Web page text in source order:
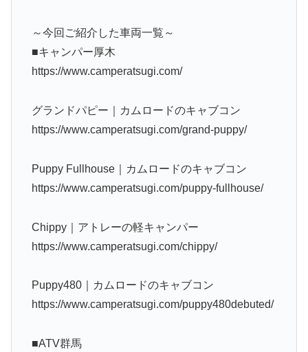
～今回ご紹介した車両一覧～
■キャンパー厚木
https://www.camperatsugi.com/
グランドパピー｜カムロードのキャブコン
https://www.camperatsugi.com/grand-puppy/
Puppy Fullhouse｜カムロードのキャブコン
https://www.camperatsugi.com/puppy-fullhouse/
Chippy｜アトレーの軽キャンパー
https://www.camperatsugi.com/chippy/
Puppy480｜カムロードのキャブコン
https://www.camperatsugi.com/puppy480debuted/
■ATV群馬